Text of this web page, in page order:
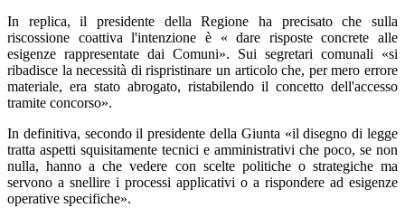
In replica, il presidente della Regione ha precisato che sulla
riscossione coattiva l'intenzione è « dare risposte concrete alle
esigenze rappresentate dai Comuni». Sui segretari comunali «si
ribadisce la necessità di rispristinare un articolo che, per mero errore
materiale, era stato abrogato, ristabilendo il concetto dell'accesso
tramite concorso».
In definitiva, secondo il presidente della Giunta «il disegno di legge
tratta aspetti squisitamente tecnici e amministrativi che poco, se non
nulla, hanno a che vedere con scelte politiche o strategiche ma
servono a snellire i processi applicativi o a rispondere ad esigenze
operative specifiche».